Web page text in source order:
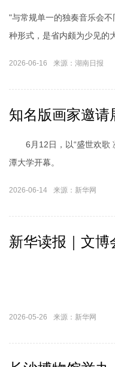
"与常规单一的独奏音乐会
种形式，是省内颇为少见的
2026-06-16 来源：湖南日报
知名版画家邀
6月12日，以“盛世欢歌
潭大学开幕。
2026-06-14 来源：新华网
新华读报｜文博
2026-05-26 来源：新华网